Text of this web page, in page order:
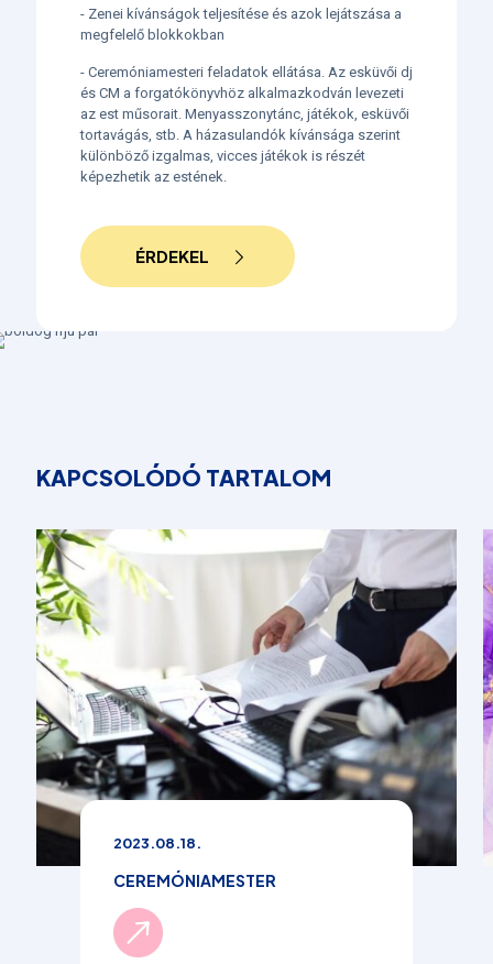
- Zenei kívánságok teljesítése és azok lejátszása a
megfelelő blokkokban
- Ceremóniamesteri feladatok ellátása. Az esküvői dj
és CM a forgatókönyvhöz alkalmazkodván levezeti
az est műsorait. Menyasszonytánc, játékok, esküvői
tortavágás, stb. A házasulandók kívánsága szerint
különböző izgalmas, vicces játékok is részét
képezhetik az estének.
ÉRDEKEL
KAPCSOLÓDÓ TARTALOM
2023.08.18.
CEREMÓNIAMESTER